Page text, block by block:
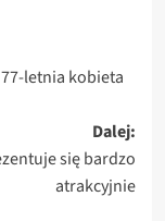
letnia kobieta
Dalej:
się bardzo
atrakcyjnie